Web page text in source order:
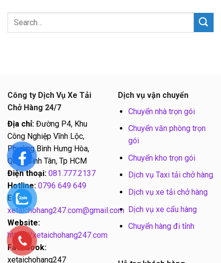
Công ty Dịch Vụ Xe Tải
Chở Hàng 24/7
Địa chỉ: Đường P4, Khu
Công Nghiệp Vĩnh Lộc,
Phường Bình Hưng Hòa,
Quận Bình Tân, Tp HCM
Điện thoại: 081.777.2137
Hotline: 0796 649 649
Email:
xetaichohang247.com@gmail.com
Website:
https://xetaichohang247.com
Facebook:
xetaichohang247
Dịch vụ vận chuyển
Chuyển nhà trọn gói
Chuyển văn phòng trọn
gói
Chuyển kho trọn gói
Dịch vụ Taxi tải chở hàng
Dịch vụ xe tải chở hàng
Dịch vụ xe cẩu hàng
Chuyển hàng đi tỉnh